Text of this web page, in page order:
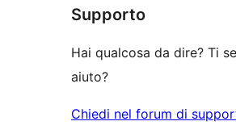
stelle
1-
Supporto
Hai qualcosa da dire? Ti
aiuto?
Chiedi nel forum di